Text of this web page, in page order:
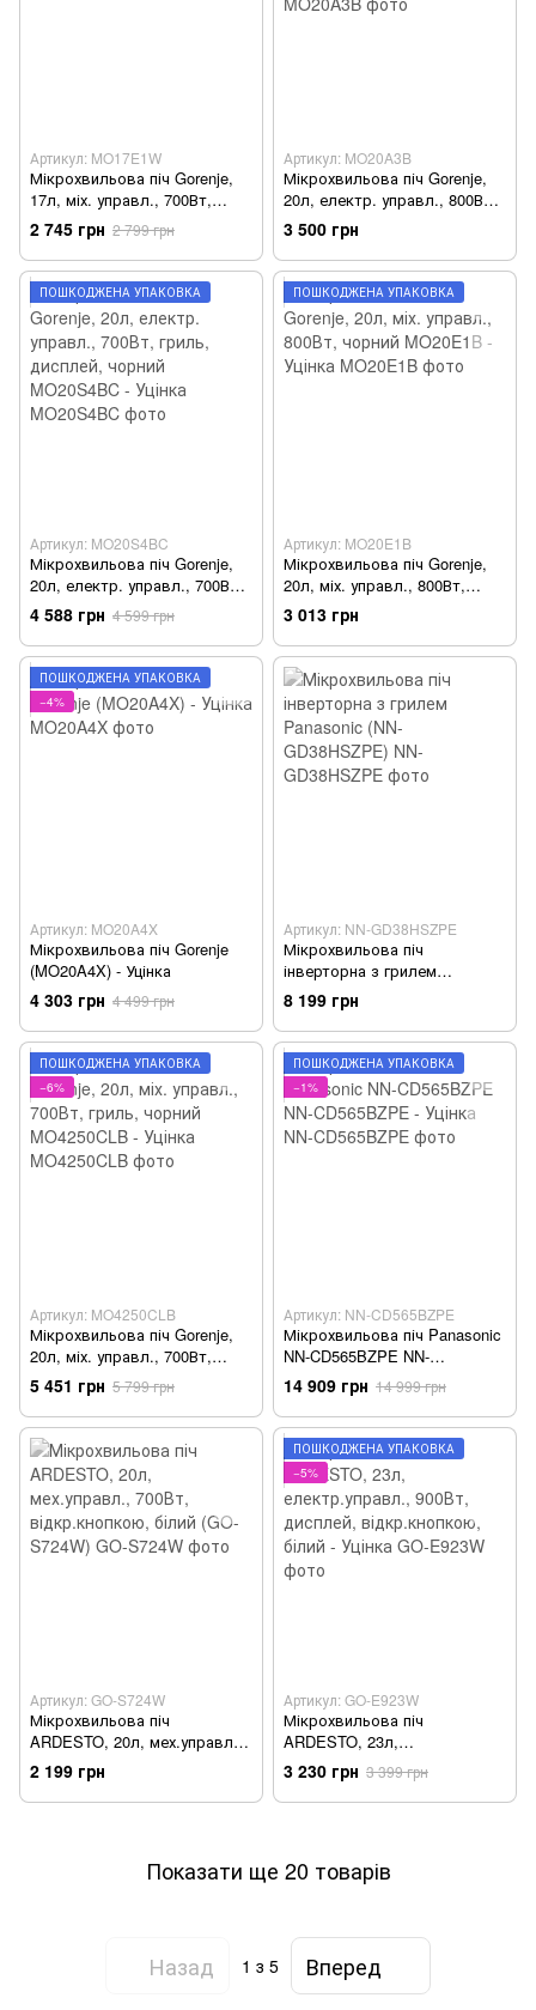
Артикул: MO17E1W
Мікрохвильова піч Gorenje,
17л, міх. управл., 700Вт,
білий MO17E1W - Уцінка
2 745 грн 2 799 грн
Артикул: MO20A3B
Мікрохвильова піч Gorenje,
20л, електр. управл., 800Вт,
дисплей, чорний MO20A3B -
Уцінка
3 500 грн
ПОШКОДЖЕНА УПАКОВКА
Артикул: MO20S4BC
Мікрохвильова піч Gorenje,
20л, електр. управл., 700Вт,
гриль, дисплей, чорний
MO20S4BC - Уцінка
4 588 грн 4 599 грн
ПОШКОДЖЕНА УПАКОВКА
Артикул: MO20E1B
Мікрохвильова піч Gorenje,
20л, міх. управл., 800Вт,
чорний MO20E1B - Уцінка
3 013 грн
ПОШКОДЖЕНА УПАКОВКА
−4%
Артикул: MO20A4X
Мікрохвильова піч Gorenje
(MO20A4X) - Уцінка
4 303 грн 4 499 грн
Артикул: NN-GD38HSZPE
Мікрохвильова піч
інверторна з грилем
Panasonic (NN-GD38HSZPE)
8 199 грн
ПОШКОДЖЕНА УПАКОВКА
−6%
Артикул: MO4250CLB
Мікрохвильова піч Gorenje,
20л, міх. управл., 700Вт,
гриль, чорний MO4250CLB -
Уцінка
5 451 грн 5 799 грн
ПОШКОДЖЕНА УПАКОВКА
−1%
Артикул: NN-CD565BZPE
Мікрохвильова піч Panasonic
NN-CD565BZPE NN-
CD565BZPE - Уцінка
14 909 грн 14 999 грн
Артикул: GO-S724W
Мікрохвильова піч
ARDESTO, 20л, мех.управл.,
700Вт, відкр.кнопкою, білий
(GO-S724W)
2 199 грн
ПОШКОДЖЕНА УПАКОВКА
−5%
Артикул: GO-E923W
Мікрохвильова піч
ARDESTO, 23л,
електр.управл., 900Вт,
дисплей, відкр.кнопкою,
білий - Уцінка
3 230 грн 3 399 грн
Показати ще 20 товарів
Назад 1 з 5 Вперед